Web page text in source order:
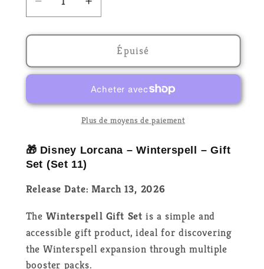
Réduire
la
quantité
Disney
Lorcana
Winterspell
Set
–
Augmenter
la
quantité
Disney
Lorcana
–
Winterspell
–
Set
Épuisé
Plus de moyens de paiement
🎁 Disney Lorcana – Winterspell – Gift
Set (Set 11)
Release Date: March 13, 2026
The Winterspell Gift Set is a simple and
accessible gift product, ideal for discovering
the Winterspell expansion through multiple
booster packs.